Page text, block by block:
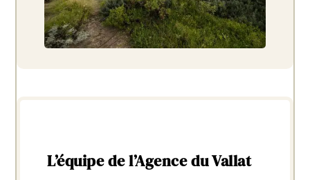
L’équipe de l’Agence du Vallat